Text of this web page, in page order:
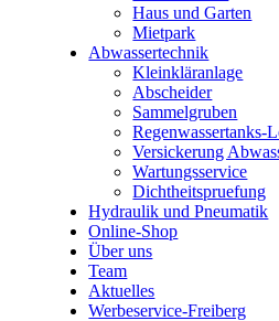
Haus und Garten
Mietpark
Abwassertechnik
Kleinkläranlage
Abscheider
Sammelgruben
Regenwassertanks-
Versickerung
Wartungsservice
Dichtheitspruefung
Hydraulik und Pneumatik
Online-Shop
Über uns
Team
Aktuelles
Werbeservice-Freiberg